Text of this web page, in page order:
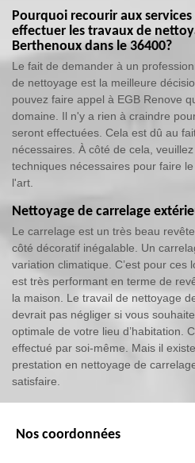
Pourquoi recourir aux services
effectuer les travaux de
Berthenoux dans le 36400?
Le fait de demander à un
de nettoyage est la meilleure
pouvez faire appel à EGB Renove
domaine. Il n'y a rien à craindre
seront effectuées. Cela est dû au
nécessaires. À côté de cela,
techniques nécessaires pour faire
l'art.
Nettoyage de carrelage
Le carrelage est un très beau
côté décoratif inégalable. Un
variation climatique. C’est pour ces
est très performant en terme de
la maison. Le travail de nettoyage
devrait pas négliger si vous
optimale de votre lieu d’habitation.
effectué par soi-même. Mais il
prestation en nettoyage de
satisfaire.
Nos coordonnées